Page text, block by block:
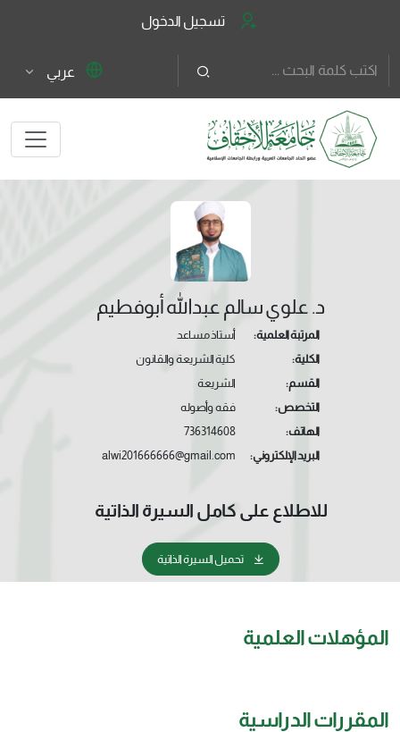
تسجيل الدخول
عربي
د. علوي سالم عبدالله أبوفطيم
المرتبة العلمية:
أستاذ مساعد
الكلية:
كلية الشريعة والقانون
القسم:
الشريعة
التخصص:
فقه وأصوله
الهاتف:
736314608
البريد الإلكتروني:
alwi201666666@gmail.com
للاطلاع على كامل السيرة الذاتية
تحميل السيرة الذاتية
المؤهلات العلمية
المقررات الدراسية